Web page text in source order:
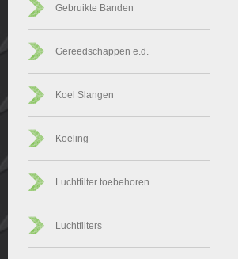
Gebruikte Banden
Gereedschappen e.d.
Koel Slangen
Koeling
Luchtfilter toebehoren
Luchtfilters